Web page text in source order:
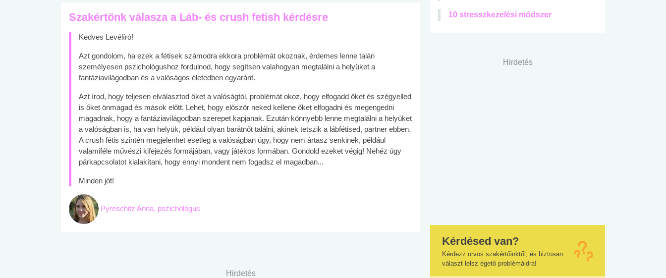
Szakértőnk válasza a Láb- és crush fetish kérdésre
Kedves Levélíró!
Azt gondolom, ha ezek a fétisek számodra ekkora problémát okoznak, érdemes lenne talán
személyesen pszichológushoz fordulnod, hogy segítsen valahogyan megtalálni a helyüket a
fantáziavilágodban és a valóságos életedben egyaránt.
Azt írod, hogy teljesen elválasztod őket a valóságtól, problémát okoz, hogy elfogadd őket és szégyelled
is őket önmagad és mások előtt. Lehet, hogy először neked kellene őket elfogadni és megengedni
magadnak, hogy a fantáziavilágodban szerepet kapjanak. Ezután könnyebb lenne megtalálni a helyüket
a valóságban is, ha van helyük, például olyan barátnőt találni, akinek tetszik a lábfétised, partner ebben.
A crush fétis szintén megjelenhet esetleg a valóságban úgy, hogy nem ártasz senkinek, például
valamiféle művészi kifejezés formájában, vagy játékos formában. Gondold ezeket végig! Nehéz úgy
párkapcsolatot kialakítani, hogy ennyi mondent nem fogadsz el magadban...
Minden jót!
Pyreschitz Anna, pszichológus
Hirdetés
10 stresszkezelési módszer
Hirdetés
Kérdésed van?
Kérdezz orvos szakértőinktől, és biztosan
választ lelsz égető problémáidra!